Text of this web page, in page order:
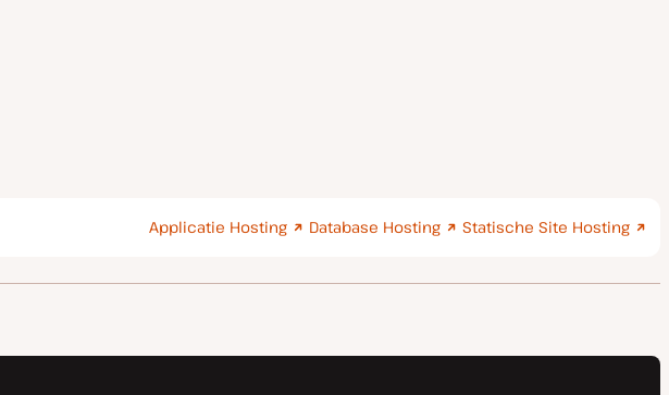
Applicatie Hosting Database Hosting Statische Site Hosting